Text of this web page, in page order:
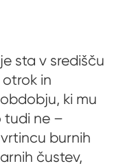
sta v središču
in
ki mu
tudi ne –
burnih
čustev,